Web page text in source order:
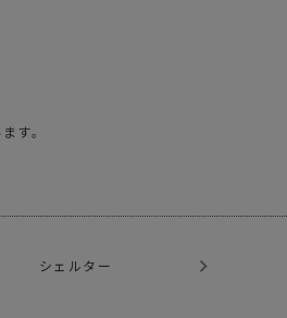
バッグ/ポーチ
こちら
す。
シェルター